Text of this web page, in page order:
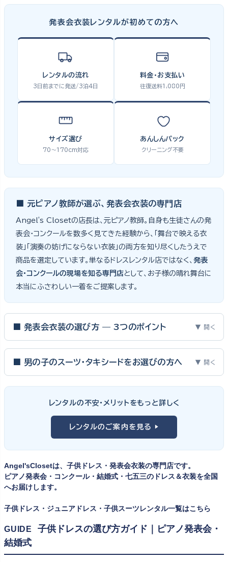
発表会衣装レンタルが初めての方へ
レンタルの流れ
3日前までに発送/3泊4日
料金・お支払い
往復送料1,080円
サイズ選び
70〜170cm対応
あんしんパック
クリーニング不要
■ 元ピアノ教師が選ぶ、発表会衣装の専門店
Angel's Closetの店長は、元ピアノ教師。自身も生徒さんの発
表会・コンクールを数多く見てきた経験から、「舞台で映える衣
装」「演奏の妨げにならない衣装」の両方を知り尽くしたうえで
商品を選定しています。単なるドレスレンタル店ではなく、 発表
会・コンクールの現場を知る専門店として、お子様の晴れ舞台に
本当にふさわしい一着をご提案します。
■ 発表会衣装の選び方 — 3つのポイント ▼ 開く
ピアノ発表会・バイオリン発表会・コンクールの舞台は、お子様にと
って特別な一日。元ピアノ教師としての経験から、衣装選びで大切
① サイズは"ジャストフィット"を選ぶ
舞台上で最も美しく見えるのは、お子様の体にきちんと合ったサ
イズのドレス・スーツです。「大きめを買って長く着せたい」という
何よりお子様を輝かせます。レンタルなら、その時のジャストサイ
ズを遠慮なく選べるのが最大のメリット。胸囲・身丈の正しい測り
② 舞台で映える色・楽器に合うデザインを選ぶ
発表会の舞台は照明が強く、客席からは意外と色味が飛んで見え
ます。ネイビー・ブラック・深みのあるジュエルカラーはホールの照
■ 男の子のスーツ・タキシードをお選びの方へ ▼ 開く
向け、スリーピーススーツやベストスタイルは合唱・アンサンブル向
けと、シーンで使い分けるのがおすすめです。詳しくは
ツ・タキシード一覧
レンタルの不安・メリットをもっと詳しく
レンタルのご案内を見る ▶
Angel'sClosetは、子供ドレス・発表会衣装の専門店です。
ピアノ発表会・コンクール・結婚式・七五三のドレス＆衣装を全国
へお届けします。
子供ドレス・ジュニアドレス・子供スーツレンタル一覧はこちら
GUIDE
子供ドレスの選び方ガイド｜ピアノ発表会・
結婚式